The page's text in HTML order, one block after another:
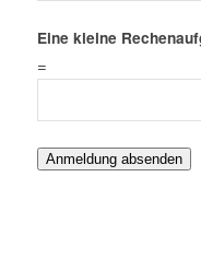
Eine kleine
=
Anmeldung absenden